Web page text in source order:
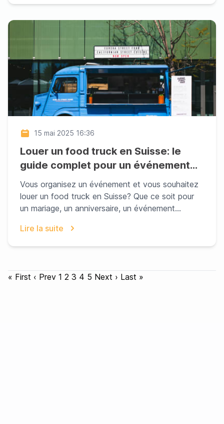
15 mai 2025 16:36
Louer un food truck en Suisse: le
guide complet pour un événement
inoubliable
Vous organisez un événement et vous souhaitez
louer un food truck en Suisse? Que ce soit pour
un mariage, un anniversaire, un événement
Lire la suite
« First ‹ Prev 1 2 3 4 5 Next › Last »